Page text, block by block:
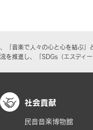
「音楽で人々の心と心を結ぶ
を推進し、「SDGs（エスディ
社会貢献
民音音楽博物館